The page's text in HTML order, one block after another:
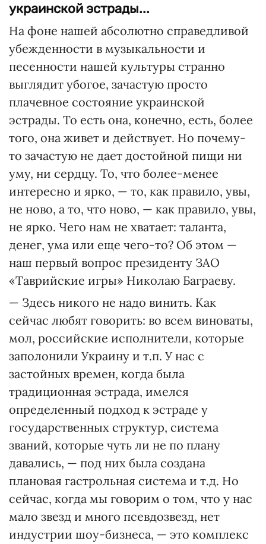
украинской эстрады...
На фоне нашей абсолютно справедливой
убежденности в музыкальности и
песенности нашей культуры странно
выглядит убогое, зачастую просто
плачевное состояние украинской
эстрады. То есть она, конечно, есть, более
того, она живет и действует. Но почему-
то зачастую не дает достойной пищи ни
уму, ни сердцу. То, что более-менее
интересно и ярко, — то, как правило, увы,
не ново, а то, что ново, — как правило, увы,
не ярко. Чего нам не хватает: таланта,
денег, ума или еще чего-то? Об этом —
наш первый вопрос президенту ЗАО
«Таврийские игры» Николаю Баграеву.
— Здесь никого не надо винить. Как
сейчас любят говорить: во всем виноваты,
мол, российские исполнители, которые
заполонили Украину и т.п. У нас с
застойных времен, когда была
традиционная эстрада, имелся
определенный подход к эстраде у
государственных структур, система
званий, которые чуть ли не по плану
давались, — под них была создана
плановая гастрольная система и т.д. Но
сейчас, когда мы говорим о том, что у нас
мало звезд и много псевдозвезд, нет
индустрии шоу-бизнеса, — это комплекс